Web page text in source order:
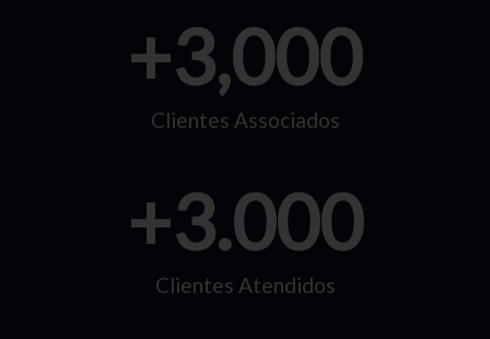
Clientes Associados
+3,000
Clientes Atendidos
+3.000